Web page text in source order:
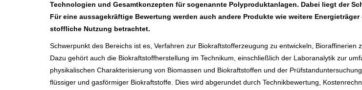
Technologien und Gesamtkonzepten für sogenannte Polyproduktanlagen. Dabei liegt der
Für eine aussagekräftige Bewertung werden auch andere Produkte wie weitere
stoffliche Nutzung betrachtet.
Schwerpunkt des Bereichs ist es, Verfahren zur Biokraftstofferzeugung zu entwickeln, Bioraffinerien
Dazu gehört auch die Biokraftstoffherstellung im Technikum, einschließlich der Laboranalytik zur
physikalischen Charakterisierung von Biomassen und Biokraftstoffen und der
flüssiger und gasförmiger Biokraftstoffe. Dies wird abgerundet durch Technikbewertung,